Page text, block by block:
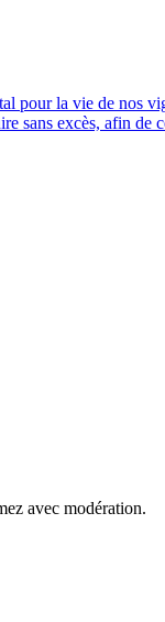
pour la vie de nos
sans excès, afin
avec modération.